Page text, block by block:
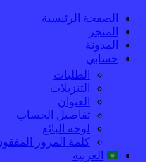
الصفحة الرئيسية
المتجر
المدونة
حسابي
الطلبات
التنزيلات
العنوان
تفاصيل الحساب
لوحة البائع
كلمة المرور
العربية